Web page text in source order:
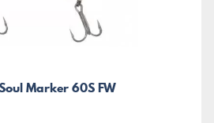
Marker 60S FW